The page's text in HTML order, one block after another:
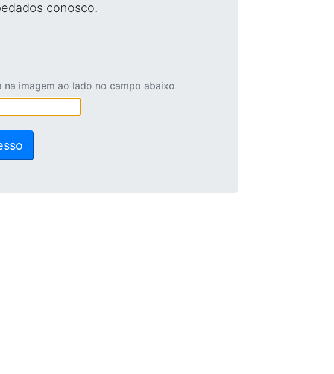
conosco.
na imagem ao lado no campo abaixo